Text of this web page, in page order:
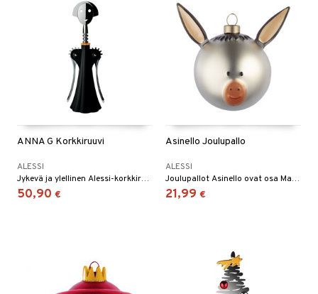
ANNA G Korkkiruuvi
ALESSI
Jykevä ja ylellinen Alessi-korkkiruuvi joka löytyy monissa ihanissa väreissä. Korkkiruuvi on ollut erittäin suosittu lanseerausvuodestaan 1994.
50,90 €
Asinello Joulupallo
ALESSI
Joulupallot Asinello ovat osa Marcello Jorin suunnittelemaa Le Palle Presepe -projektia.
21,99 €